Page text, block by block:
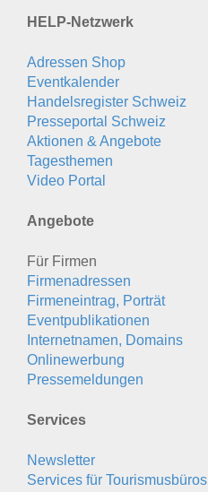
HELP-Netzwerk
Adressen Shop
Eventkalender
Handelsregister Schweiz
Presseportal Schweiz
Aktionen & Angebote
Tagesthemen
Video Portal
Angebote
Für Firmen
Firmenadressen
Firmeneintrag, Porträt
Eventpublikationen
Internetnamen, Domains
Onlinewerbung
Pressemeldungen
Services
Newsletter
Services für Tourismusbüros